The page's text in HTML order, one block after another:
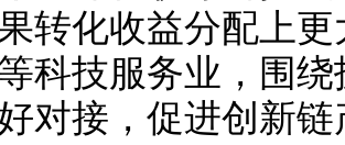
转化收益分配上
科技服务业，围
对接，促进创新